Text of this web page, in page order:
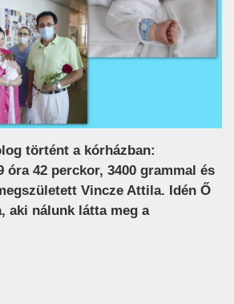
történt a kórházban:
óra 42 perckor, 3400 grammal és
Vincze Attila. Idén Ő
aki nálunk látta meg a